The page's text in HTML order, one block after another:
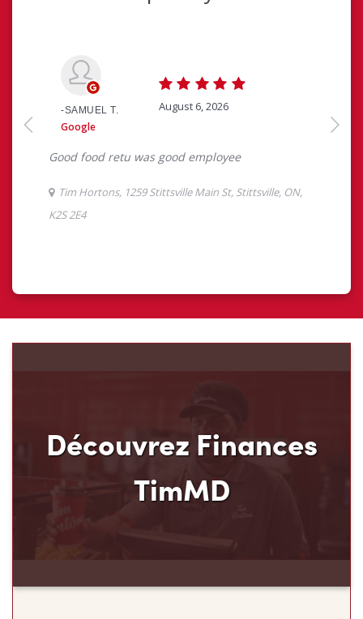
Découvrez Finances
TimMD